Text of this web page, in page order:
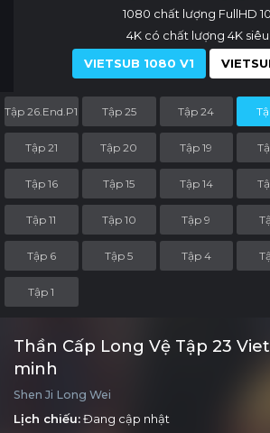
1080 chất lượng FullHD
4K có chất lượng 4K
VIETSUB 1080 V1
Tập 26.End.P1 Tập 25 Tập 24
Tập 21 Tập 20 Tập 19
Tập 16 Tập 15 Tập 14
Tập 11 Tập 10 Tập 9
Tập 6 Tập 5 Tập 4
Tập 1
Thần Cấp Long Vệ Tập 23
minh
Shen Ji Long Wei
Lịch chiếu:Đang cập nhật